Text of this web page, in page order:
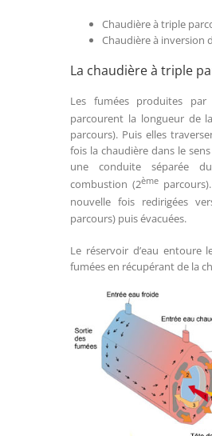
Chaudière à triple
Chaudière à inversion
La chaudière à triple
Les fumées produites par
parcourent la longueur de
parcours). Puis elles
fois la chaudière dans le
une conduite séparée
combustion (2ème
nouvelle fois redirigées
parcours) puis évacuées.
Le réservoir d’eau entoure
fumées en récupérant de la